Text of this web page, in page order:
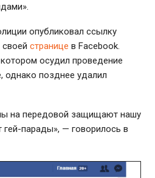
опубликовал ссылку
странице в Facebook.
осудил проведение
однако позднее удалил
на передовой защищают нашу
гей-парады», — говорилось в